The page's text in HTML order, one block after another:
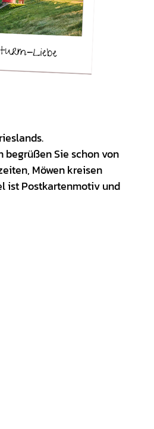
Sie schon von
Möwen kreisen
ist Postkartenmotiv und